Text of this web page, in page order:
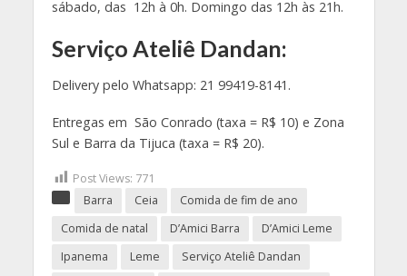
sábado, das 12h à 0h. Domingo das 12h às 21h.
Serviço Ateliê Dandan:
Delivery pelo Whatsapp: 21 99419-8141.
Entregas em São Conrado (taxa = R$ 10) e Zona
Sul e Barra da Tijuca (taxa = R$ 20).
Post Views: 771
Barra
Ceia
Comida de fim de ano
Comida de natal
D’Amici Barra
D’Amici Leme
Ipanema
Leme
Serviço Ateliê Dandan